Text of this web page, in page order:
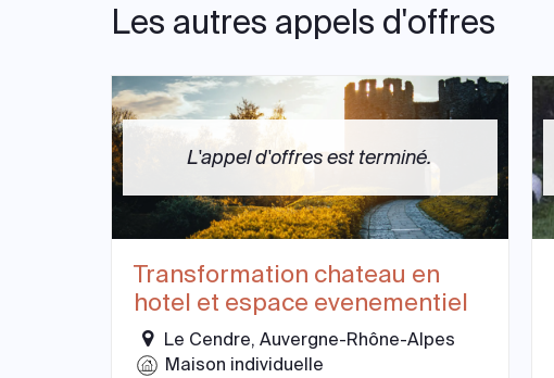
Les autres appels d'offres
L'appel d'offres est terminé.
Transformation chateau en
hotel et espace evenementiel
Le Cendre, Auvergne-Rhône-Alpes
Maison individuelle